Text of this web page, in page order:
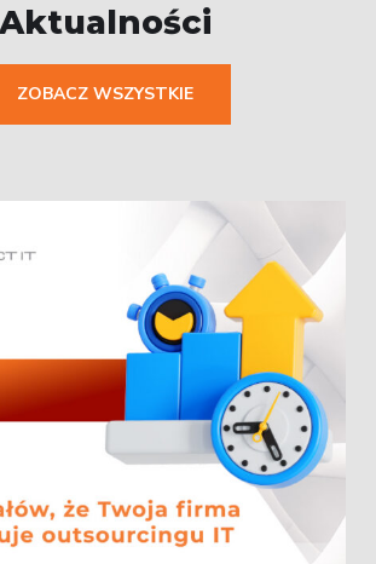
Aktualności
ZOBACZ WSZYSTKIE